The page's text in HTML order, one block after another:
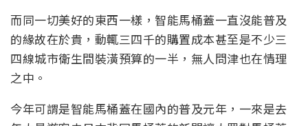
而同一切美好的東西一樣，智能馬桶蓋一直沒能普及
的緣故在於貴，動輒三四千的購置成本甚至是不少三
四線城市衛生間裝潢預算的一半，無人問津也在情理
之中。
今年可謂是智能馬桶蓋在國內的普及元年，一來是去